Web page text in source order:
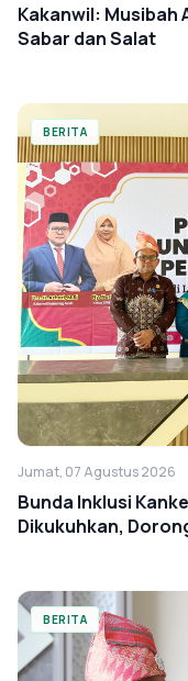
Kakanwil: Musibah
Sabar dan Salat
BERITA
Jumat, 07 Agustus 2026
Bunda Inklusi
Dikukuhkan,
BERITA